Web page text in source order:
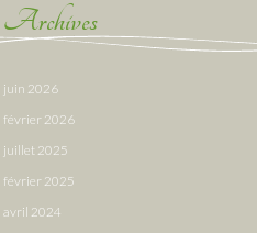
Archives
juin 2026
février 2026
juillet 2025
février 2025
avril 2024